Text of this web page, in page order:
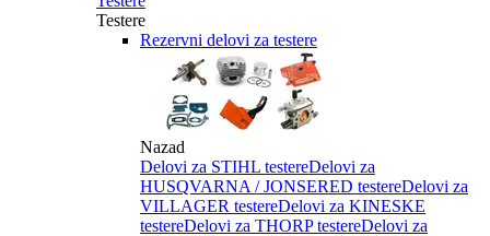
Testere
Rezervni delovi za testere
Nazad
Delovi za STIHL testereDelovi za
HUSQVARNA / JONSERED testereDelovi za
VILLAGER testereDelovi za KINESKE
testereDelovi za THORP testereDelovi za